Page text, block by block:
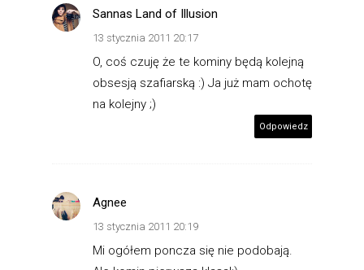
Sannas Land of Illusion
13 stycznia 2011 20:17
O, coś czuję że te kominy będą kolejną
obsesją szafiarską :) Ja już mam ochotę
na kolejny ;)
Odpowiedz
Agnee
13 stycznia 2011 20:19
Mi ogółem poncza się nie podobają.